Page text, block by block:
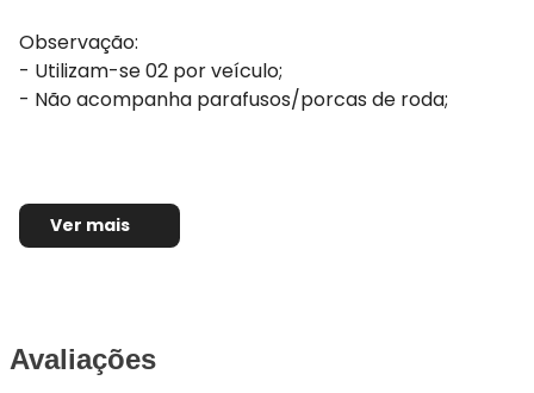
Observação:
- Utilizam-se 02 por veículo;
- Não acompanha parafusos/porcas de roda;
Ver mais
Avaliações